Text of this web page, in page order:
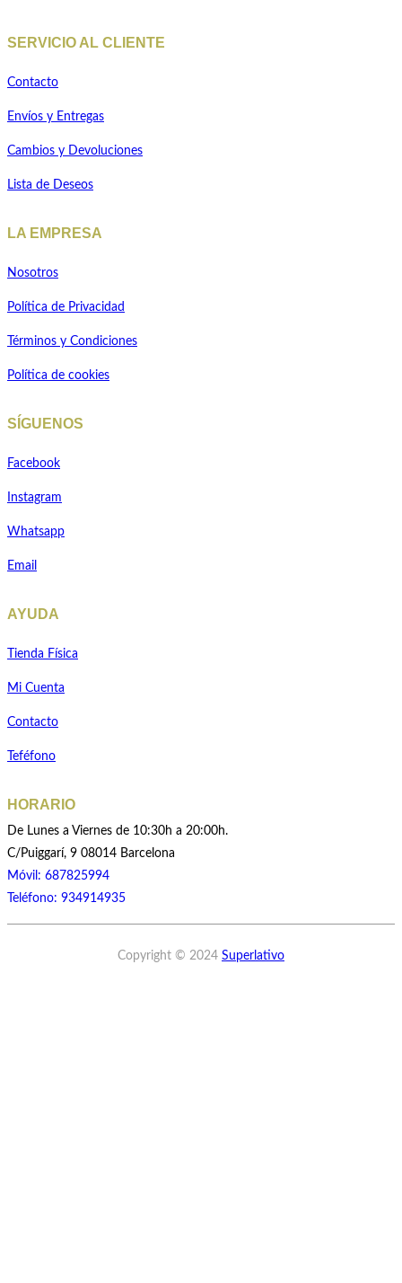
SERVICIO AL CLIENTE
Contacto
Envíos y Entregas
Cambios y Devoluciones
Lista de Deseos
LA EMPRESA
Nosotros
Política de Privacidad
Términos y Condiciones
Política de cookies
SÍGUENOS
Facebook
Instagram
Whatsapp
Email
AYUDA
Tienda Física
Mi Cuenta
Contacto
Teféfono
HORARIO
De Lunes a Viernes de 10:30h a 20:00h.
C/Puiggarí, 9 08014 Barcelona
Móvil: 687825994
Teléfono: 934914935
Copyright © 2024 Superlativo